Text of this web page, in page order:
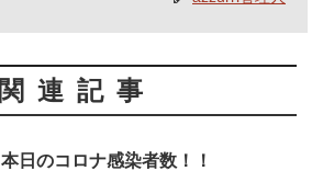
関連記事
本日のコロナ感染者数！！